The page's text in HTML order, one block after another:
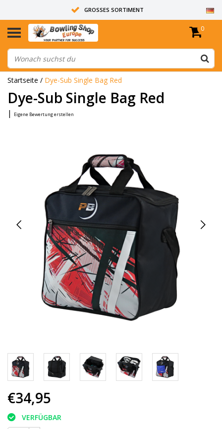
GROSSES SORTIMENT
14 TAGE RÜCKGABERECHT
ALLE BOWLINGKUGELN SIND UNGEBOHRT
0
Startseite / Dye-Sub Single Bag Red
Dye-Sub Single Bag Red
| Eigene Bewertung erstellen
€34,95
VERFÜGBAR